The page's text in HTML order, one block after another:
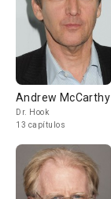
Andrew McCarthy
Dr. Hook
13 capítulos